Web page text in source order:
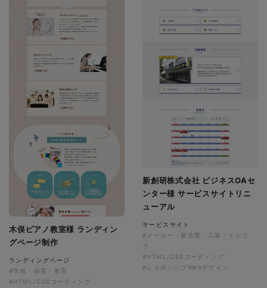
新創研株式会社 ビジネスOAセ
ンター様 サービスサイトリニ
ューアル
サービスサイト
#メーカー・製造業・工業・インフ
ラ
#HTML/CSSコーディング
#レスポンシブWebデザイン
木俣ピアノ教室様 ランディン
グページ制作
ランディングページ
#学校・保育・教育
#HTML/CSSコーディング